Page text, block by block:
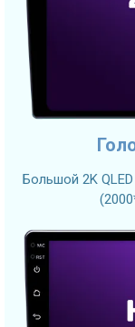
Большой 2K